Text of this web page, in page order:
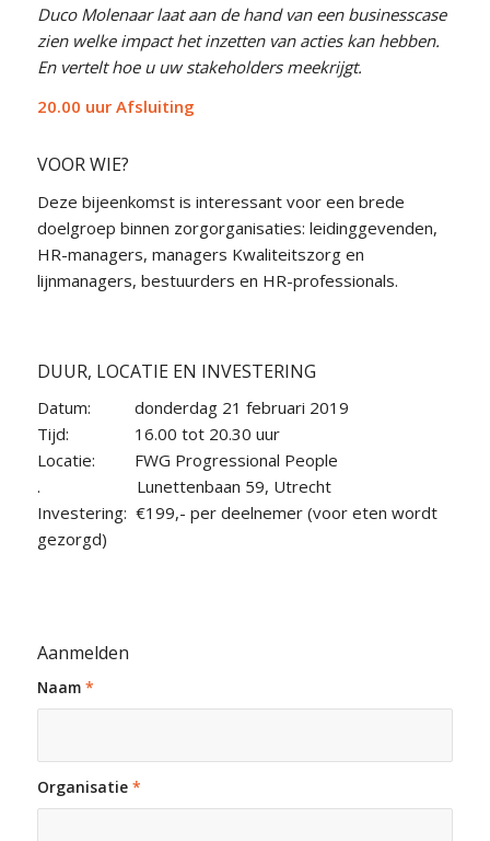
Duco Molenaar laat aan de hand van een businesscase
zien welke impact het inzetten van acties kan hebben.
En vertelt hoe u uw stakeholders meekrijgt.
20.00 uur Afsluiting
VOOR WIE?
Deze bijeenkomst is interessant voor een brede
doelgroep binnen zorgorganisaties: leidinggevenden,
HR-managers, managers Kwaliteitszorg en
lijnmanagers, bestuurders en HR-professionals.
DUUR, LOCATIE EN INVESTERING
Datum: donderdag 21 februari 2019
Tijd: 16.00 tot 20.30 uur
Locatie: FWG Progressional People
. Lunettenbaan 59, Utrecht
Investering: €199,- per deelnemer (voor eten wordt
gezorgd)
Aanmelden
Naam *
Organisatie *